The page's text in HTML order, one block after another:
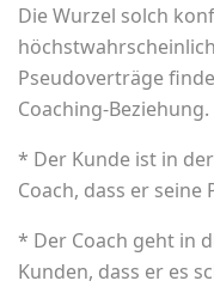
Die Wurzel solch
Pseudoverträge
Coaching-
* Der Kunde ist in
Coach, dass er
* Der Coach geht in
Kunden, dass er es